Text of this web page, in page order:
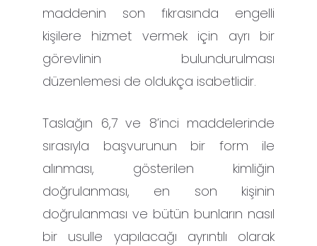
maddenin son fıkrasında engelli
kişilere hizmet vermek için ayrı bir
görevlinin bulundurulması
düzenlemesi de oldukça isabetlidir.
Taslağın 6,7 ve 8’inci maddelerinde
sırasıyla başvurunun bir form ile
alınması, gösterilen kimliğin
doğrulanması, en son kişinin
doğrulanması ve bütün bunların nasıl
bir usulle yapılacağı ayrıntılı olarak